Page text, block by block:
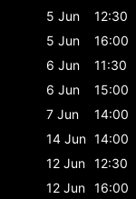
5 Jun
12:30
5 Jun
16:00
6 Jun
11:30
6 Jun
15:00
7 Jun
14:00
14 Jun 14:00
12 Jun 12:30
12 Jun 16:00